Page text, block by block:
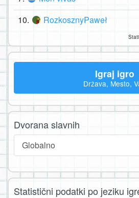
10. RozkosznyPaweł
Igraj igro
Država, Mesto,
Dvorana slavnih
Globalno
Statistični podatki po jeziku